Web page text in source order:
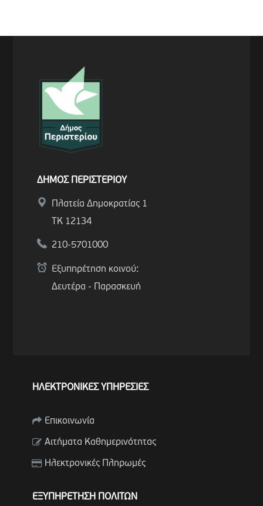
ΔΗΜΟΣ ΠΕΡΙΣΤΕΡΙΟΥ
Πλατεία Δημοκρατίας 1
ΤΚ 12134
210-5701000
Εξυπηρέτηση κοινού:
Δευτέρα - Παρασκευή
ΗΛΕΚΤΡΟΝΙΚΕΣ ΥΠΗΡΕΣΙΕΣ
Επικοινωνία
Αιτήματα Καθημερινότητας
Ηλεκτρονικές Πληρωμές
ΕΞΥΠΗΡΕΤΗΣΗ ΠΟΛΙΤΩΝ